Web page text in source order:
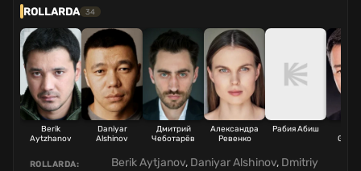
ROLLARDA 34
Berik
Aytzhanov
Daniyar
Alshinov
Дмитрий
Чеботарёв
Александра
Ревенко
Рабия Абиш
ROLLARDA: Berik Aytjanov, Daniyar Alshinov, Dmitriy